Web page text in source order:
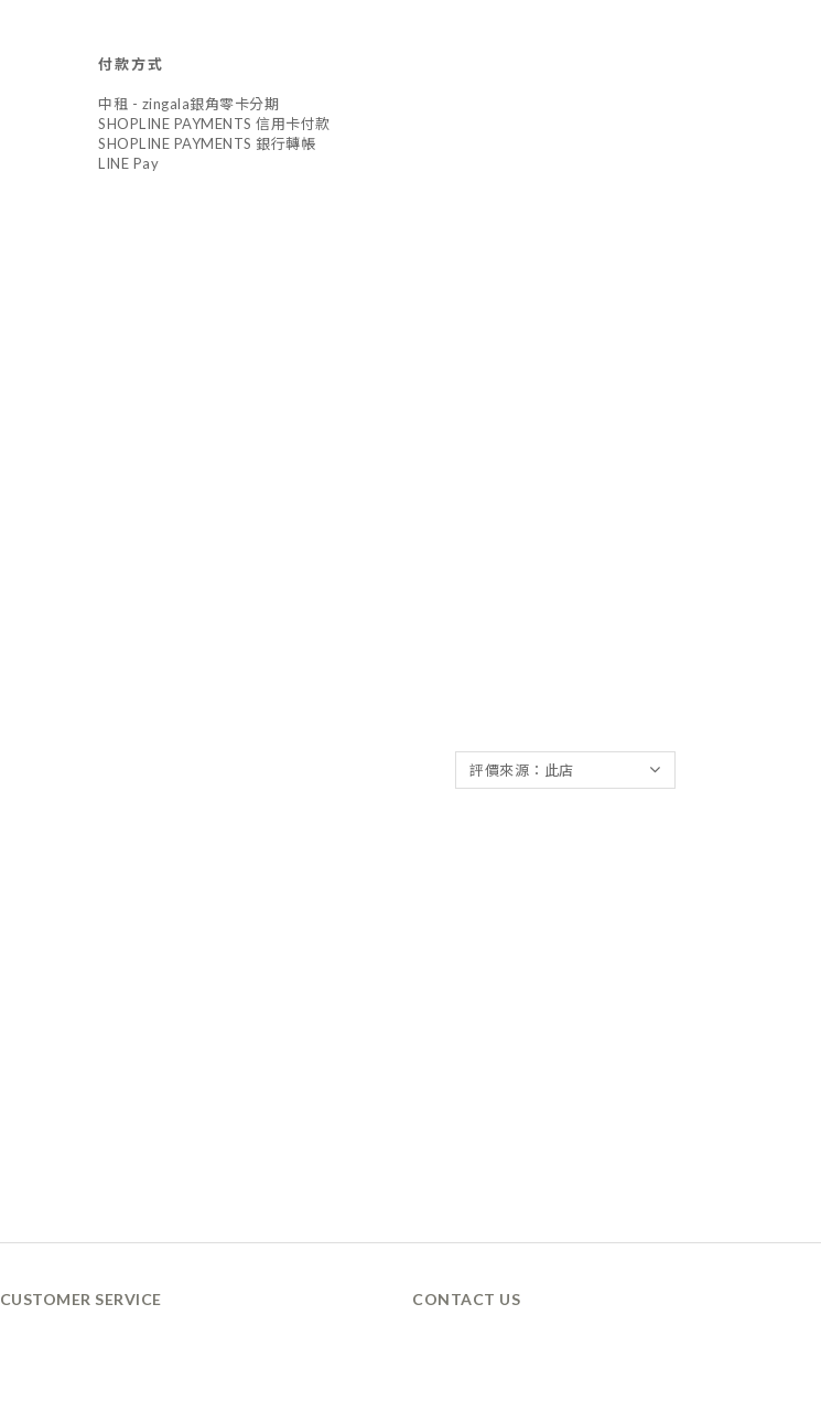
付款方式
中租 - zingala銀角零卡分期
SHOPLINE PAYMENTS 信用卡付款
SHOPLINE PAYMENTS 銀行轉帳
LINE Pay
CUSTOMER SERVICE CONTACT US